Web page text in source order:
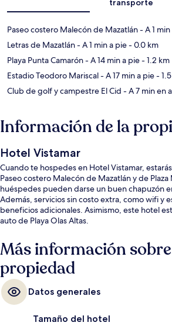
transporte
Paseo costero Malecón de Mazatlán- A 1
Letras de Mazatlán- A 1 min a pie- 0.0 km
Playa Punta Camarón- A 14 min a pie- 1.2 km
Estadio Teodoro Mariscal- A 17 min a pie-
Club de golf y campestre El Cid - A 7 min en
Información de la
Hotel Vistamar
Cuando te hospedes en Hotel Vistamar,
Paseo costero Malecón de Mazatlán y de Plaza
huéspedes pueden darse un buen chapuzón
Además, servicios sin costo extra, como wifi y
beneficios adicionales. Asimismo, este hotel
auto de Playa Olas Altas.
Más información
propiedad
Datos generales
Tamaño del hotel